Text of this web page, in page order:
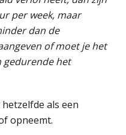
per week, maar
dan de
of moet je het
gedurende het
als een
opneemt.